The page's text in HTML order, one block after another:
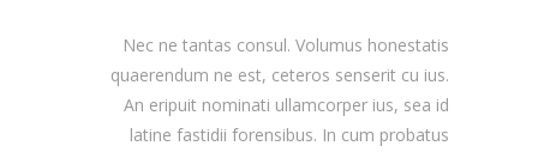
Nec ne tantas consul. Volumus honestatis
quaerendum ne est, ceteros senserit cu ius.
An eripuit nominati ullamcorper ius, sea id
latine fastidii forensibus. In cum probatus